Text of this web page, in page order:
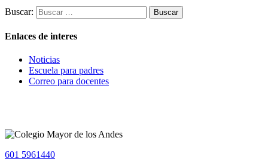
Buscar:
Enlaces de interes
Noticias
Escuela para padres
Correo para docentes
601 5961440